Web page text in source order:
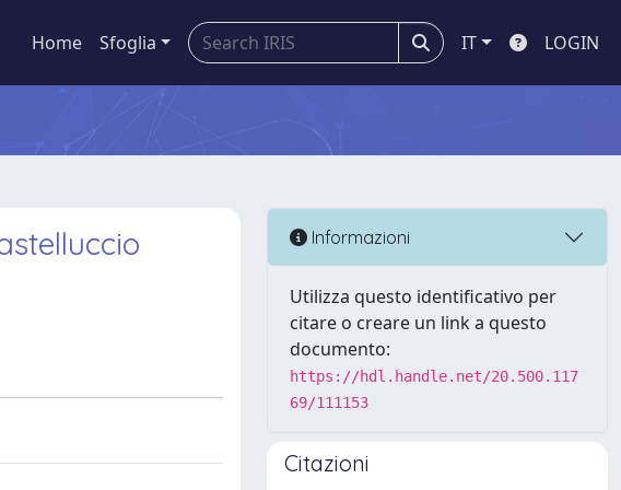
Home Sfoglia IT LOGIN
Informazioni
Utilizza questo identificativo per
citare o creare un link a questo
documento:
https://hdl.handle.net/20.500.117
69/111153
Citazioni